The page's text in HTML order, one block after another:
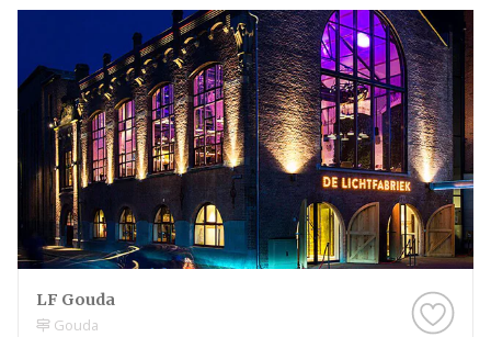
LF Gouda
Gouda